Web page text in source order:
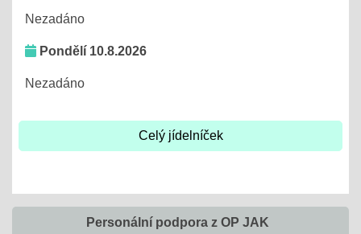
Nezadáno
Pondělí 10.8.2026
Nezadáno
Celý jídelníček
Personální podpora z OP JAK